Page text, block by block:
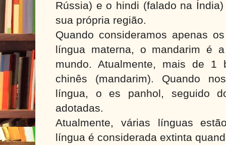
Rússia) e o hindi (falado na
sua própria região.
Quando consideramos apenas
língua materna, o mandarim é
mundo. Atualmente, mais de 1
chinês (mandarim). Quando
língua, o es panhol, seguido
adotadas.
Atualmente, várias línguas
língua é considerada extinta